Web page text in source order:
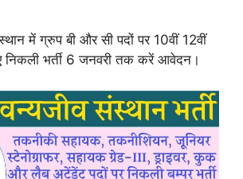
में ग्रुप बी और सी पदों पर 10वीं 12वीं
निकली भर्ती 6 जनवरी तक करें आवेदन।